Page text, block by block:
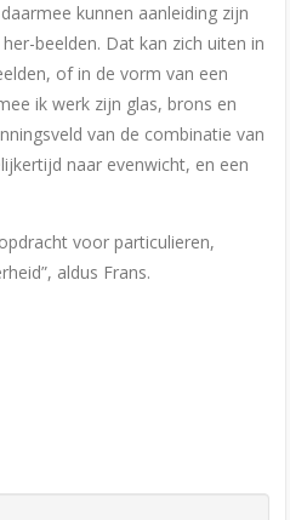
daarmee kunnen aanleiding zijn
beelden. Dat kan zich uiten in
of in de vorm van een
ik werk zijn glas, brons en
van de combinatie van
naar evenwicht, en een
voor particulieren,
aldus Frans.